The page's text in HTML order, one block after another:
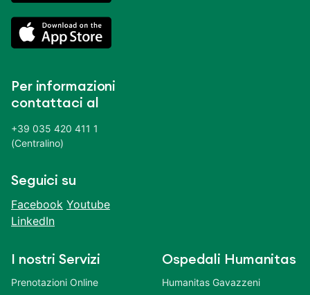
Per informazioni
contattaci al
+39 035 420 411 1
(Centralino)
Seguici su
Facebook Youtube
LinkedIn
I nostri Servizi
Prenotazioni Online
Ospedali Humanitas
Humanitas Gavazzeni